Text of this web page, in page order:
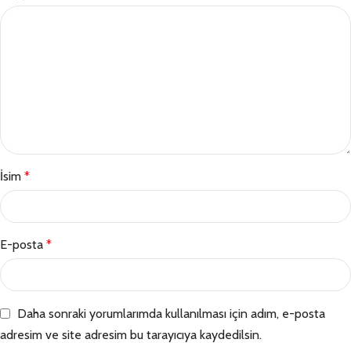
İsim *
E-posta *
Daha sonraki yorumlarımda kullanılması için adım, e-posta
adresim ve site adresim bu tarayıcıya kaydedilsin.